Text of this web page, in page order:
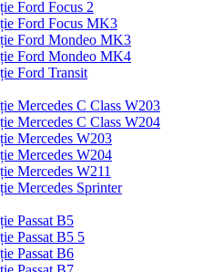
Ford Focus 2
Ford Focus MK3
Ford Mondeo MK3
Ford Mondeo MK4
Ford Transit
Mercedes C Class W203
Mercedes C Class W204
Mercedes W203
Mercedes W204
Mercedes W211
Mercedes Sprinter
Passat B5
Passat B5 5
Passat B6